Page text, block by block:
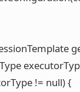
!= null) {